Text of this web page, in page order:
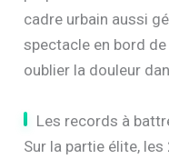
cadre urbain aussi
spectacle en bord
oublier la douleur
Les records à
Sur la partie élite,